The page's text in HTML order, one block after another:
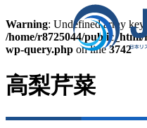
to
the
content
Warning: Undefined array
/home/r8725044/
wp-query.php on line3742
高梨芹菜